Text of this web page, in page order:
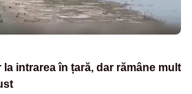
intrarea în țară, dar rămâne mult